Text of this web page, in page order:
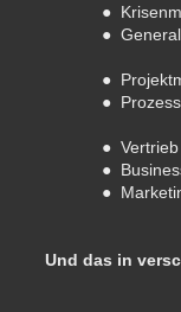
●
●
●
●
● Vertrieb
●
● M
Und das in